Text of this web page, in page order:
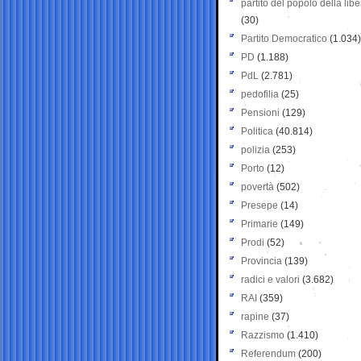
partito del popolo della
(30)
Partito Democratico (1.034)
PD (1.188)
PdL (2.781)
pedofilia (25)
Pensioni (129)
Politica (40.814)
polizia (253)
Porto (12)
povertà (502)
Presepe (14)
Primarie (149)
Prodi (52)
Provincia (139)
radici e valori (3.682)
RAI (359)
rapine (37)
Razzismo (1.410)
Referendum (200)